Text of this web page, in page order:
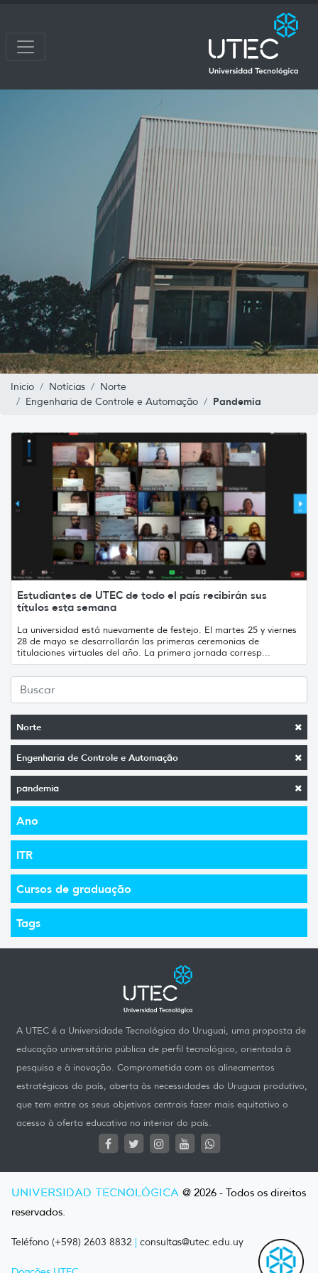
Inicio Notícias
Norte
Engenharia de Controle e Automação
Pandemia
Norte
Engenharia de Controle e Automação
pandemia
Ano
ITR
Cursos de graduação
Tags
Estudiantes de UTEC de todo el país recibirán sus
títulos esta semana
La universidad está nuevamente de festejo. El martes 25 y viernes
28 de mayo se desarrollarán las primeras ceremonias de
titulaciones virtuales del año. La primera jornada corresp...
A UTEC é a Universidade Tecnológica do Uruguai, uma proposta de
educação universitária pública de perfil tecnológico, orientada à
pesquisa e à inovação. Comprometida com os alineamentos
estratégicos do país, aberta às necessidades do Uruguai produtivo,
que tem entre os seus objetivos centrais fazer mais equitativo o
acesso à oferta educativa no interior do país.
UNIVERSIDAD TECNOLÓGICA @ 2026 - Todos os direitos
reservados.
Teléfono (+598) 2603 8832 | consultas@utec.edu.uy